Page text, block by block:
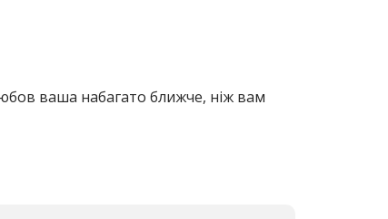
ваша набагато ближче, ніж вам